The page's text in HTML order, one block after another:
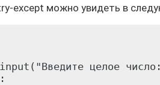
except можно увидеть в
целое